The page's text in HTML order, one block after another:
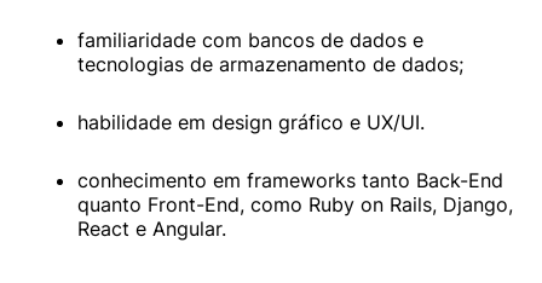
familiaridade com bancos de dados e
tecnologias de armazenamento de dados;
habilidade em design gráfico e UX/UI.
conhecimento em frameworks tanto Back-End
quanto Front-End, como Ruby on Rails, Django,
React e Angular.